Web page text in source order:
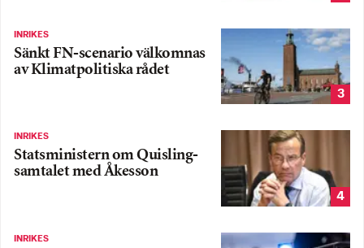
INRIKES
Sänkt FN-scenario välkomnas
av Klimatpolitiska rådet
3
INRIKES
Statsministern om Quisling-
samtalet med Åkesson
4
INRIKES